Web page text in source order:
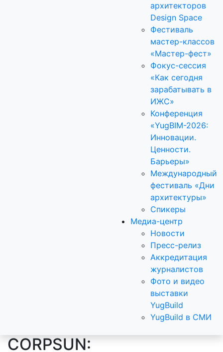
архитекторов
Design Space
Фестиваль
мастер-классов
«Мастер-фест»
Фокус-сессия
«Как сегодня
зарабатывать в
ИЖС»
Конференция
«YugBIM-2026:
Инновации.
Ценности.
Барьеры»
Международный
фестиваль «Дни
архитектуры»
Спикеры
Медиа-центр
Новости
Пресс-релиз
Аккредитация
журналистов
Фото и видео
выставки
YugBuild
YugBuild в СМИ
CORPSUN: